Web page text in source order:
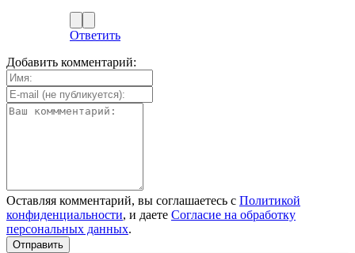
Ответить
Добавить комментарий:
Оставляя комментарий, вы соглашаетесь с Политикой
конфиденциальности, и даете Согласие на обработку
персональных данных.